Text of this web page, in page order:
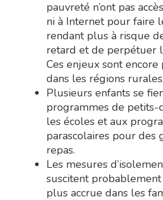
pauvreté n’ont pas
ni à Internet pour faire
rendant plus à risque
retard et de perpétuer
Ces enjeux sont
dans les régions rurales.
Plusieurs enfants se
programmes de petits-
les écoles et aux
parascolaires pour des
repas.
Les mesures
suscitent
plus accrue dans les